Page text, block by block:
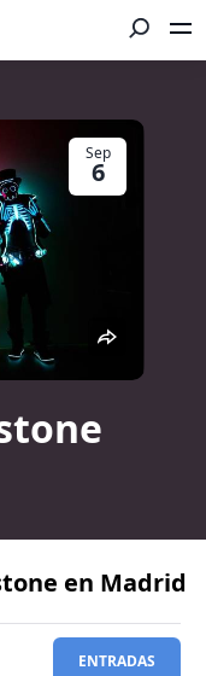
Sep
6
en Madrid
ENTRADAS